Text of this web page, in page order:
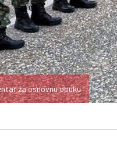
za osnovnu obuku